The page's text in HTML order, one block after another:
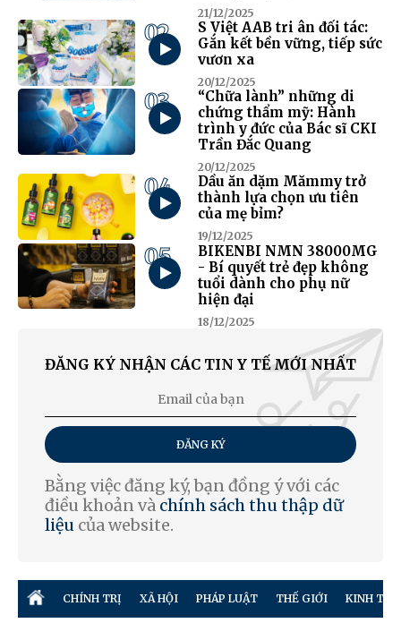
21/12/2025
02
S Việt AAB tri ân đối tác:
Gắn kết bền vững, tiếp sức
vươn xa
20/12/2025
03
“Chữa lành” những di
chứng thẩm mỹ: Hành
trình y đức của Bác sĩ CKI
Trần Đắc Quang
20/12/2025
04
Dầu ăn dặm Mămmy trở
thành lựa chọn ưu tiên
của mẹ bỉm?
19/12/2025
05
BIKENBI NMN 38000MG
- Bí quyết trẻ đẹp không
tuổi dành cho phụ nữ
hiện đại
18/12/2025
ĐĂNG KÝ NHẬN CÁC TIN Y TẾ MỚI NHẤT
ĐĂNG KÝ
Bằng việc đăng ký, bạn đồng ý với các
điều khoản và chính sách thu thập dữ
liệu của website.
CHÍNH TRỊ XÃ HỘI PHÁP LUẬT THẾ GIỚI KINH TẾ